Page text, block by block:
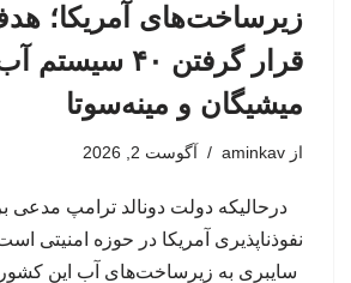
زیرساخت‌های آمریکا؛
قرار گرفتن ۴۰
میشیگان و مینه‌سوتا
از aminkav آگوست 2, 2026
درحالیکه دولت دونالد ترامپ مدعی
نفوذناپذیری آمریکا در حوزه امنیتی
سایبری به زیرساخت‌های آب این